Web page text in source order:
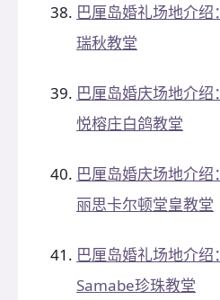
巴厘岛婚礼场地介绍：
瑞秋教堂
巴厘岛婚庆场地介绍：
悦榕庄白鸽教堂
巴厘岛婚庆场地介绍：
丽思卡尔顿堂皇教堂
巴厘岛婚礼场地介绍：
Samabe珍珠教堂